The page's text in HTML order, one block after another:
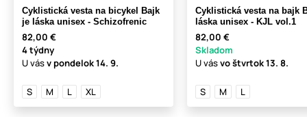
Cyklistická vesta na bicykel Bajk
je láska unisex - Schizofrenic
82,00 €
4 týdny
U vásv pondelok14. 9.
S M L XL
Cyklistická vesta na bajk
láska unisex - KJL vol.1
82,00 €
Skladom
U vásvo štvrtok13. 8.
S M L